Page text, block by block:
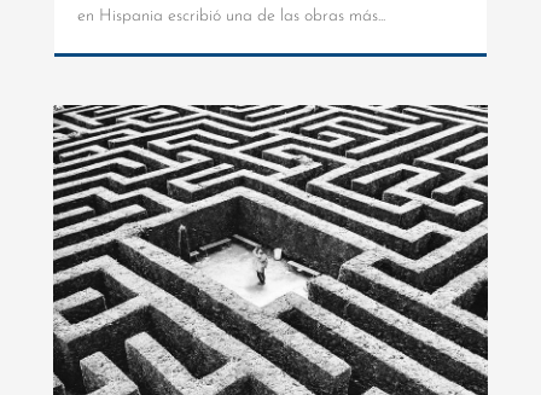
en Hispania escribió una de las obras más...